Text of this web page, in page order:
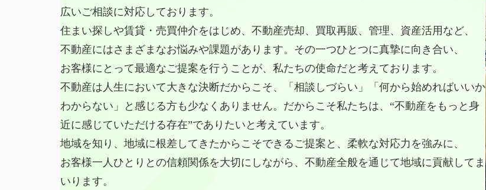
広いご相談に対応しております。
住まい探しや賃貸・売買仲介をはじめ、不動産売却、買取再販、管理、資産活用など、
不動産にはさまざまなお悩みや課題があります。その一つひとつに真摯に向き合い、
お客様にとって最適なご提案を行うことが、私たちの使命だと考えております。
不動産は人生において大きな決断だからこそ、「相談しづらい」「何から始めればいいか
わからない」と感じる方も少なくありません。だからこそ私たちは、“不動産をもっと身
近に感じていただける存在”でありたいと考えています。
地域を知り、地域に根差してきたからこそできるご提案と、柔軟な対応力を強みに、
お客様一人ひとりとの信頼関係を大切にしながら、不動産全般を通じて地域に貢献してま
いります。